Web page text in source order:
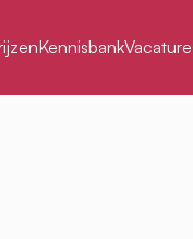
Kennisbank